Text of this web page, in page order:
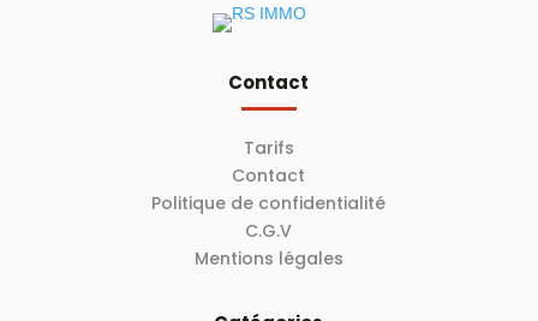
Contact
Tarifs
Contact
Politique de confidentialité
C.G.V
Mentions légales